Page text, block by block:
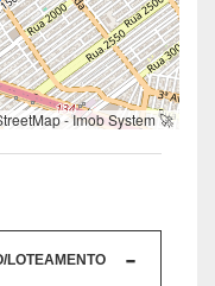
- Imob System 🚀
LOTEAMENTO